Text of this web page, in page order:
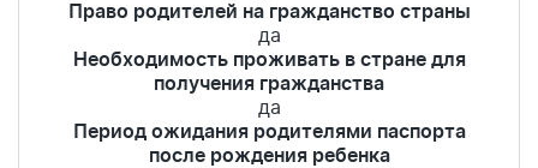
Право родителей на гражданство страны
да
Необходимость проживать в стране для
получения гражданства
да
Период ожидания родителями паспорта
после рождения ребенка